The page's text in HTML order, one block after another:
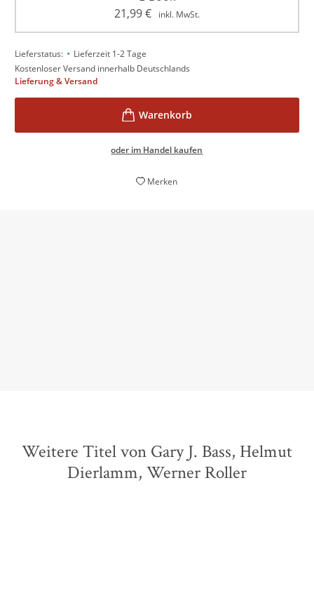
21,99€ inkl. MwSt.
Lieferstatus: • Lieferzeit 1-2 Tage
Kostenloser Versand innerhalb Deutschlands
Lieferung & Versand
oder im Handel kaufen
Merken
Weitere Titel von Gary J. Bass, Helmut
Dierlamm, Werner Roller